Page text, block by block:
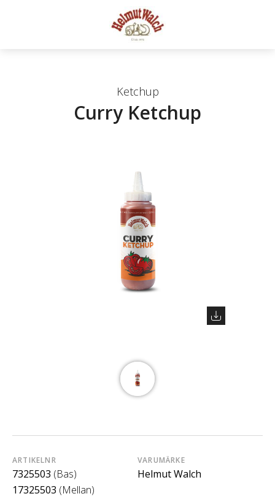
Ketchup
Curry Ketchup
ARTIKELNR
7325503 (Bas)
17325503 (Mellan)
VARUMÄRKE
Helmut Walch